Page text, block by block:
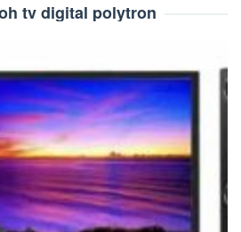
tv digital polytron